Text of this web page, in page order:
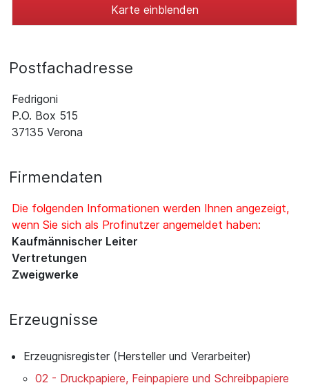
Karte einblenden
Postfachadresse
Fedrigoni
P.O. Box 515
37135 Verona
Firmendaten
Die folgenden Informationen werden Ihnen angezeigt,
wenn Sie sich als Profinutzer angemeldet haben:
Kaufmännischer Leiter
Vertretungen
Zweigwerke
Erzeugnisse
Erzeugnisregister (Hersteller und Verarbeiter)
02 - Druckpapiere, Feinpapiere und Schreibpapiere